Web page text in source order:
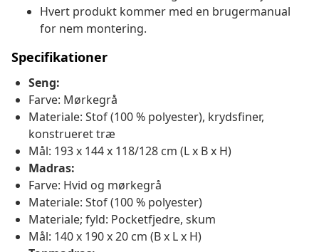
Hvert produkt kommer med en brugermanual
for nem montering.
Specifikationer
Seng:
Farve: Mørkegrå
Materiale: Stof (100 % polyester), krydsfiner,
konstrueret træ
Mål: 193 x 144 x 118/128 cm (L x B x H)
Madras:
Farve: Hvid og mørkegrå
Materiale: Stof (100 % polyester)
Materiale; fyld: Pocketfjedre, skum
Mål: 140 x 190 x 20 cm (B x L x H)